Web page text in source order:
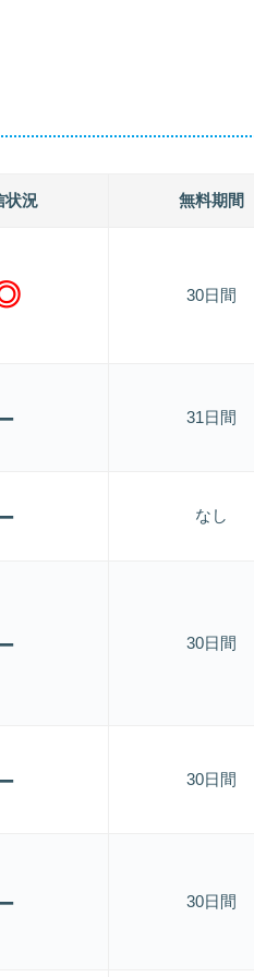
状況 無料期間
30日間
31日間
なし
30日間
30日間
30日間